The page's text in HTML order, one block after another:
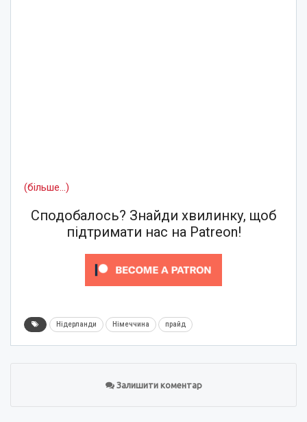
(більше…)
Сподобалось? Знайди хвилинку, щоб
підтримати нас на Patreon!
Нідерланди Німеччина прайд
Залишити коментар